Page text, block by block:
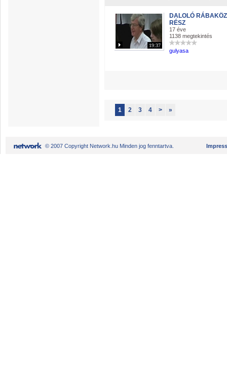
19:37
DALOLÓ
RÉSZ
17 éve
1138 megtekintés
gulyasa
1 2 3 4 > »
© 2007 Copyright Network.hu Minden jog fenntartva.